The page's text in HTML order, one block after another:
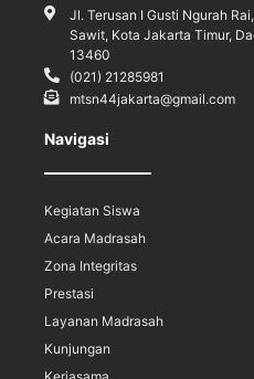
Jl. Terusan I Gusti Ngurah
Sawit, Kota Jakarta Timur,
13460
(021) 21285981
mtsn44jakarta@gmail.com
Navigasi
Kegiatan Siswa
Acara Madrasah
Zona Integritas
Prestasi
Layanan Madrasah
Kunjungan